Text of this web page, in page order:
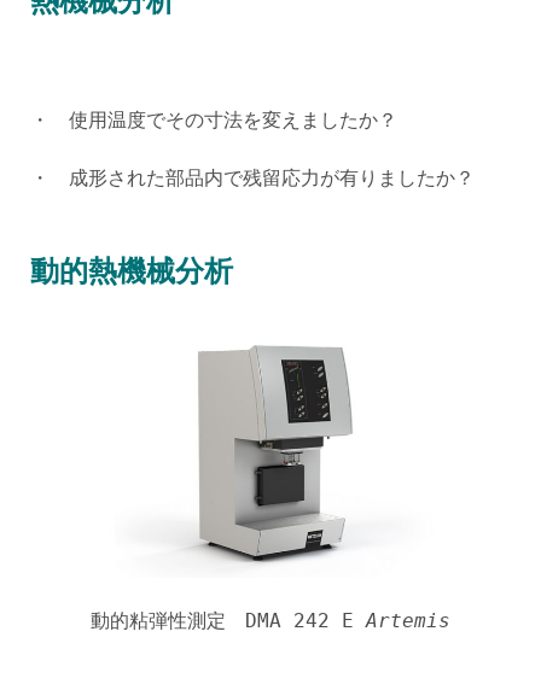
・ 使用温度でその寸法を変えましたか？
・ 成形された部品内で残留応力が有りましたか？
動的熱機械分析
動的粘弾性測定 DMA 242 EArtemis